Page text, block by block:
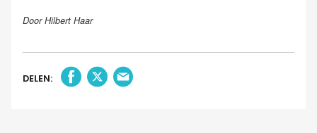
Door Hilbert Haar
DELEN: